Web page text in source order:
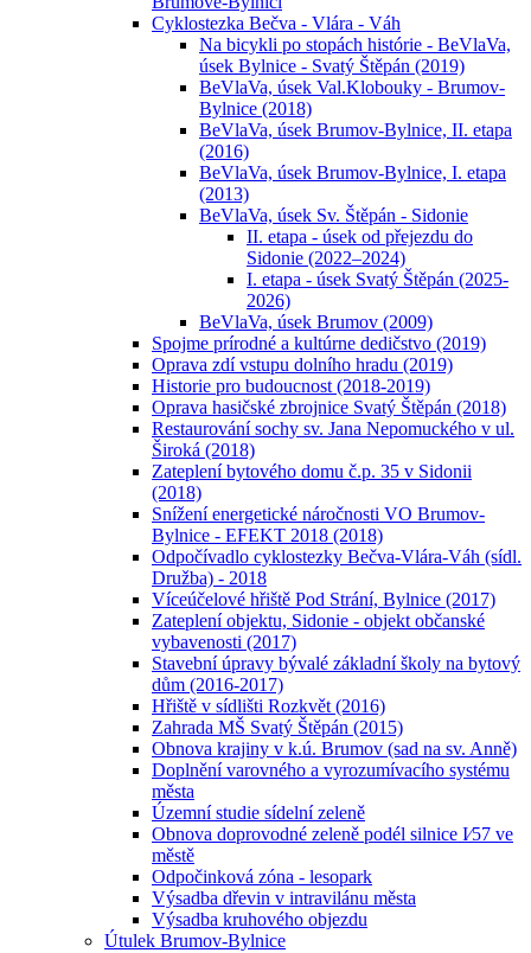
Cyklostezka Bečva - Vlára - Váh
Na bicykli po stopách histórie - BeVlaVa,
úsek Bylnice - Svatý Štěpán (2019)
BeVlaVa, úsek Val.Klobouky - Brumov-
Bylnice (2018)
BeVlaVa, úsek Brumov-Bylnice, II. etapa
(2016)
BeVlaVa, úsek Brumov-Bylnice, I. etapa
(2013)
BeVlaVa, úsek Sv. Štěpán - Sidonie
II. etapa - úsek od přejezdu do
Sidonie (2022–2024)
I. etapa - úsek Svatý Štěpán (2025-
2026)
BeVlaVa, úsek Brumov (2009)
Spojme prírodné a kultúrne dedičstvo (2019)
Oprava zdí vstupu dolního hradu (2019)
Historie pro budoucnost (2018-2019)
Oprava hasičské zbrojnice Svatý Štěpán (2018)
Restaurování sochy sv. Jana Nepomuckého v ul.
Široká (2018)
Zateplení bytového domu č.p. 35 v Sidonii
(2018)
Snížení energetické náročnosti VO Brumov-
Bylnice - EFEKT 2018 (2018)
Odpočívadlo cyklostezky Bečva-Vlára-Váh (sídl.
Družba) - 2018
Víceúčelové hřiště Pod Strání, Bylnice (2017)
Zateplení objektu, Sidonie - objekt občanské
vybavenosti (2017)
Stavební úpravy bývalé základní školy na bytový
dům (2016-2017)
Hřiště v sídlišti Rozkvět (2016)
Zahrada MŠ Svatý Štěpán (2015)
Obnova krajiny v k.ú. Brumov (sad na sv. Anně)
Doplnění varovného a vyrozumívacího systému
města
Územní studie sídelní zeleně
Obnova doprovodné zeleně podél silnice I⁄57 ve
městě
Odpočinková zóna - lesopark
Výsadba dřevin v intravilánu města
Výsadba kruhového objezdu
Útulek Brumov-Bylnice